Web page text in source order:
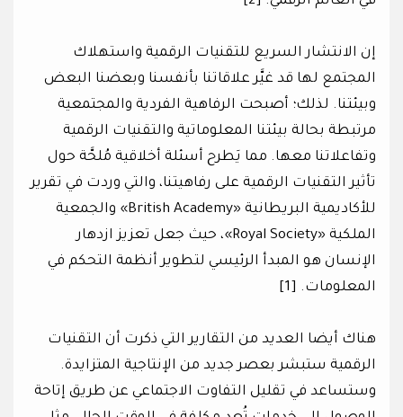
إن الانتشار السريع للتقنيات الرقمية واستهلاك
المجتمع لها قد غيَّر علاقاتنا بأنفسنا وبعضنا البعض
وبيئتنا. لذلك؛ أصبحت الرفاهية الفردية والمجتمعية
مرتبطة بحالة بيئتنا المعلوماتية والتقنيات الرقمية
وتفاعلاتنا معها. مما يَطرح أسئلة أخلاقية مُلحَّة حول
تأثير التقنيات الرقمية على رفاهيتنا، والتي وردت في تقرير
للأكاديمية البريطانية «British Academy» والجمعية
الملكية «Royal Society»، حيث جعل تعزيز ازدهار
الإنسان هو المبدأ الرئيسي لتطوير أنظمة التحكم في
المعلومات. [1]
هناك أيضا العديد من التقارير التي ذكرت أن التقنيات
الرقمية ستبشر بعصر جديد من الإنتاجية المتزايدة.
وستساعد في تقليل التفاوت الاجتماعي عن طريق إتاحة